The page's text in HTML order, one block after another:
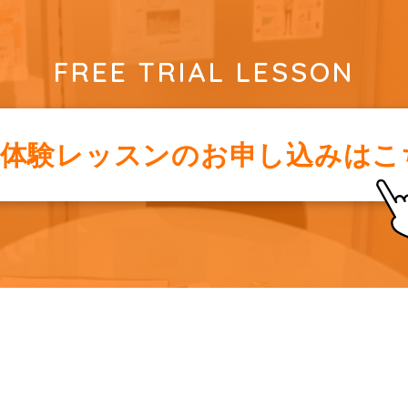
FREE TRIAL LESSON
験レッスンのお申し込みは